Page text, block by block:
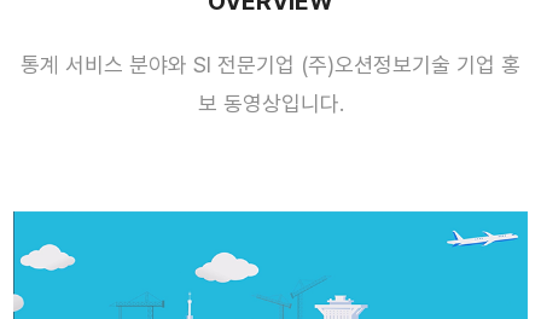
통계 서비스 분야와 SI 전문기업 (주)오션정보기술 기업 홍
보 동영상입니다.